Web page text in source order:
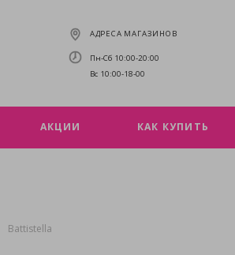
АДРЕСА МАГАЗИНОВ
Пн-Сб 10:00-20:00
Вс 10:00-18-00
АКЦИИ КАК КУПИТЬ
Battistella